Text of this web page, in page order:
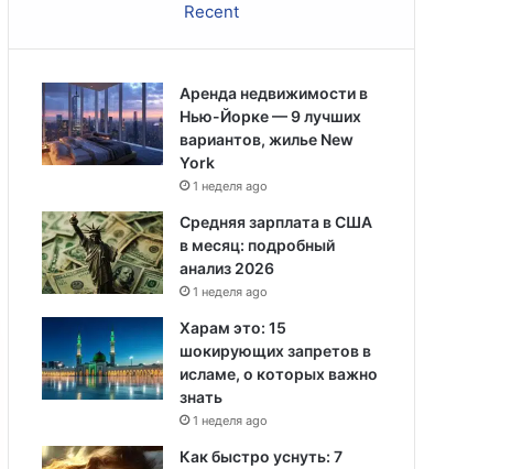
Recent
Аренда недвижимости в
Нью-Йорке — 9 лучших
вариантов, жилье New
York
1 неделя ago
Средняя зарплата в США
в месяц: подробный
анализ 2026
1 неделя ago
Харам это: 15
шокирующих запретов в
исламе, о которых важно
знать
1 неделя ago
Как быстро уснуть: 7